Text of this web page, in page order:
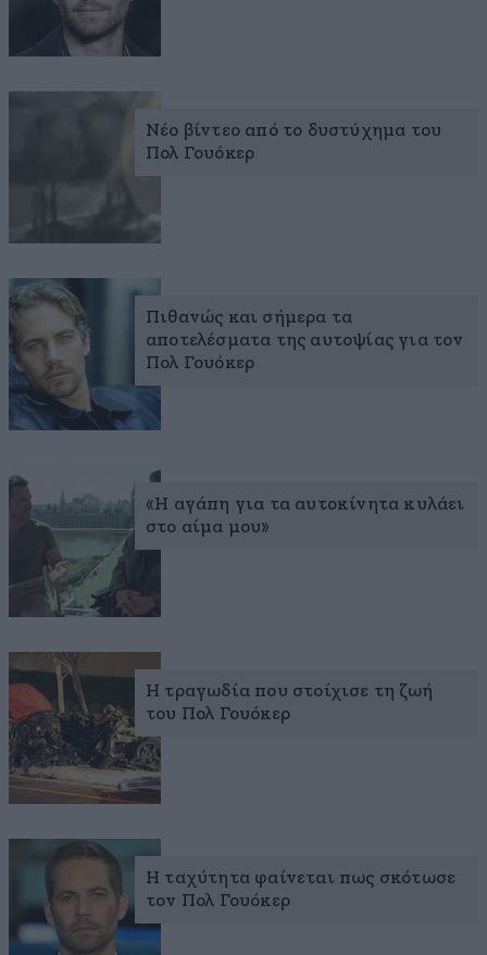
Νέο βίντεο από το δυστύχημα του
Πολ Γουόκερ
Πιθανώς και σήμερα τα
αποτελέσματα της αυτοψίας για τον
Πολ Γουόκερ
«Η αγάπη για τα αυτοκίνητα κυλάει
στο αίμα μου»
Η τραγωδία που στοίχισε τη ζωή
του Πολ Γουόκερ
Η ταχύτητα φαίνεται πως σκότωσε
τον Πολ Γουόκερ